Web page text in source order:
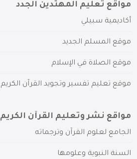
مواقع تعليم المهتدين الجدد
أكاديمية سبيلي
موقع المسلم الجديد
موقع الصلاة في الإسلام
موقع تعليم تفسير وتجويد القرآن الكريم
مواقع نشر وتعليم القرآن الكريم
الجامع لعلوم القرآن وترجماته
السنة النبوية وعلومها